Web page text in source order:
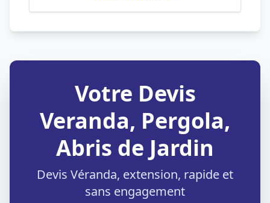
Votre Devis
Veranda, Pergola,
Abris de Jardin
Devis Véranda, extension, rapide et
sans engagement